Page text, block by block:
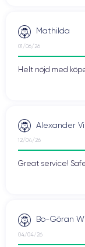
Mathilda
01/06/26
Helt nöjd med
Alexander
12/04/26
Great service!
Bo-Göran
04/04/26